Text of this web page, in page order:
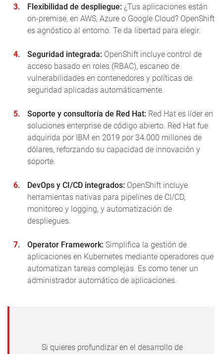
Flexibilidad de despliegue: ¿Tus aplicaciones están
on‑premise, en AWS, Azure o Google Cloud? OpenShift
es agnóstico al entorno. Te da libertad para elegir.
Seguridad integrada: OpenShift incluye control de
acceso basado en roles (RBAC), escaneo de
vulnerabilidades en contenedores y políticas de
seguridad aplicadas automáticamente.
Soporte y consultoría de Red Hat: Red Hat es líder en
soluciones enterprise de código abierto. Red Hat fue
adquirida por IBM en 2019 por 34.000 millones de
dólares, reforzando su capacidad de innovación y
soporte.
DevOps y CI/CD integrados: OpenShift incluye
herramientas nativas para pipelines de CI/CD,
monitoreo y logging, y automatización de
despliegues.
Operator Framework: Simplifica la gestión de
aplicaciones en Kubernetes mediante operadores que
automatizan tareas complejas. Es como tener un
administrador automático de aplicaciones.
Si quieres profundizar en el desarrollo de